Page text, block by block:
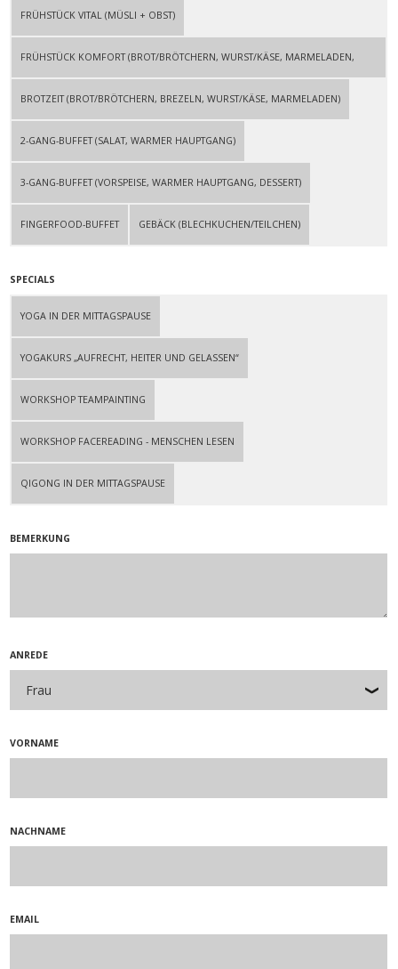
FRÜHSTÜCK VITAL (MÜSLI + OBST)
FRÜHSTÜCK KOMFORT (BROT/BRÖTCHERN, WURST/KÄSE, MARMELADEN,
MÜSLI/OBST, EI/SPECK)
BROTZEIT (BROT/BRÖTCHERN, BREZELN, WURST/KÄSE, MARMELADEN)
2-GANG-BUFFET (SALAT, WARMER HAUPTGANG)
3-GANG-BUFFET (VORSPEISE, WARMER HAUPTGANG, DESSERT)
FINGERFOOD-BUFFET GEBÄCK (BLECHKUCHEN/TEILCHEN)
SPECIALS
YOGA IN DER MITTAGSPAUSE
YOGAKURS „AUFRECHT, HEITER UND GELASSEN“
WORKSHOP TEAMPAINTING
WORKSHOP FACEREADING - MENSCHEN LESEN
QIGONG IN DER MITTAGSPAUSE
BEMERKUNG
ANREDE
VORNAME
NACHNAME
EMAIL